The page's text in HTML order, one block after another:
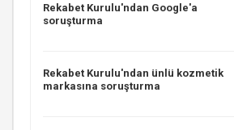
Rekabet Kurulu'ndan Google'a
soruşturma
Rekabet Kurulu'ndan ünlü kozmetik
markasına soruşturma